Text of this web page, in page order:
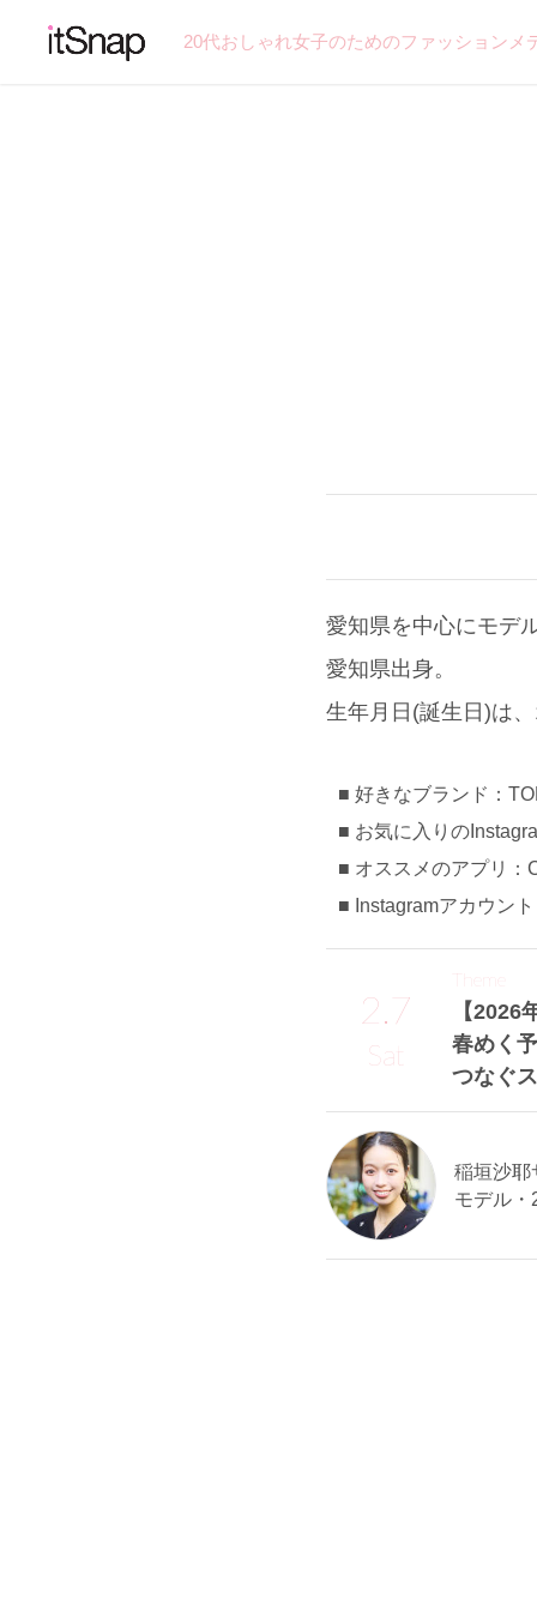
20代おしゃれ女子のためのファッション
愛知県を中心にモデ
愛知県出身。
生年月日(誕生日)は
好きなブランド：
お気に入りの
オススメのアプリ：
Instagramアカウン
2.7
Sat
【2026
春めく
つなぐ
Theme
稲垣沙耶
モデル・